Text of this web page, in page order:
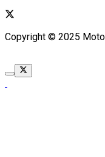
Copyright © 2025